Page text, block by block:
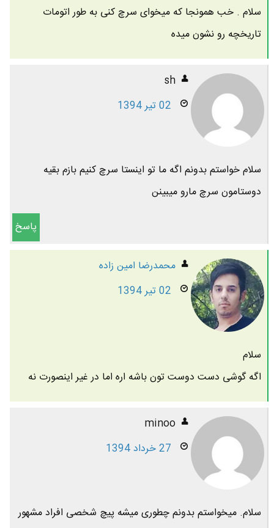
سلام . خب همونجا که میخوای سرچ کنی به طور اتومات
تاریخچه رو نشون میده
sh
02 تیر 1394
سلام خواستم بدونم اگه ما تو اینستا سرچ کنیم بازم بقیه
دوستامون سرچ مارو میبینن
پاسخ
محمدرضا امين زاده
02 تیر 1394
سلام
اگه گوشی دست دوست تون باشه اره اما در غیر اینصورت نه
minoo
27 خرداد 1394
سلام. میخواستم بدونم چطوری میشه پیچ شخصی افراد مشهور